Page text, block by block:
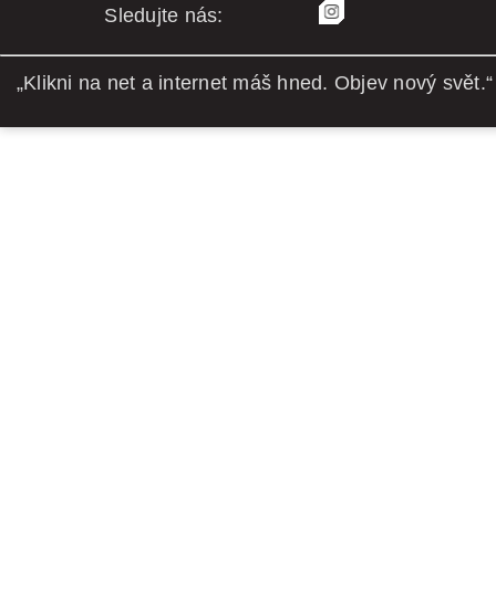
Sledujte nás:
„Klikni na net a internet máš hned. Objev nový svět.“